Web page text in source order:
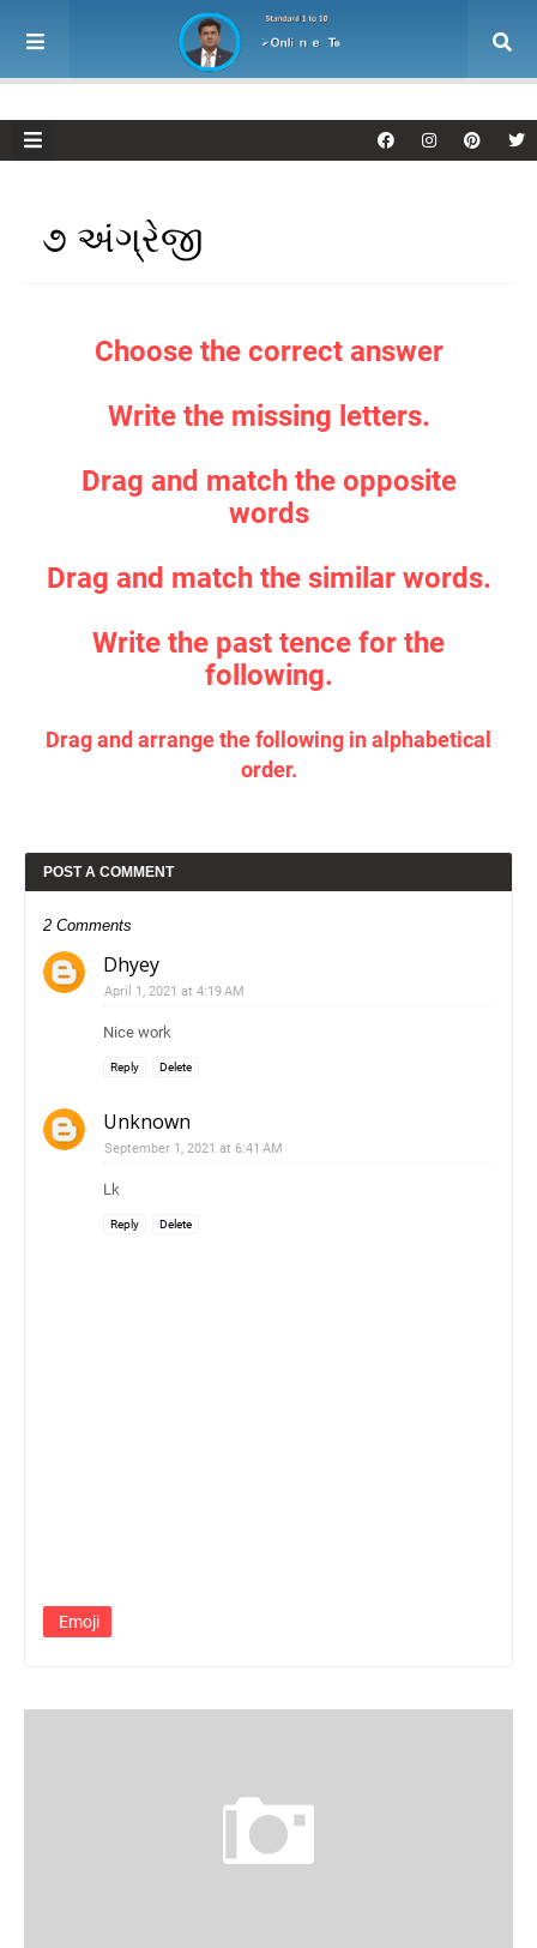
૭ અંગ્રેજી
Choose the correct answer
Write the missing letters.
Drag and match the opposite
words
Drag and match the similar words.
Write the past tence for the
following.
Drag and arrange the following in alphabetical
order.
POST A COMMENT
2 Comments
Dhyey
April 1, 2021 at 4:19 AM
Nice work
Reply Delete
Unknown
September 1, 2021 at 6:41 AM
Lk
Reply Delete
Emoji